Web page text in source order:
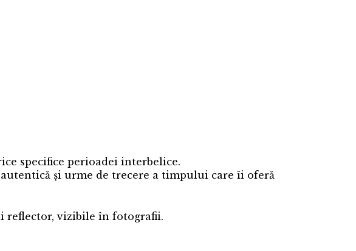
specifice perioadei interbelice.
și urme de trecere a timpului care îi oferă
reflector, vizibile în fotografii.